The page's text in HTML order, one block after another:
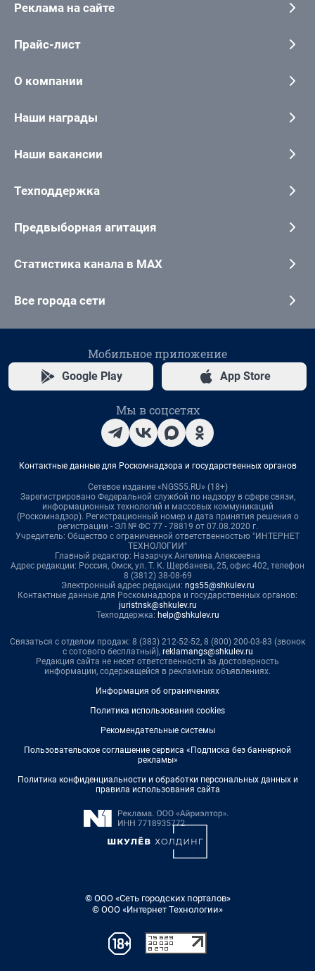
Реклама на сайте
Прайс-лист
О компании
Наши награды
Наши вакансии
Техподдержка
Предвыборная агитация
Статистика канала в MAX
Все города сети
Мобильное приложение
Google Play App Store
Мы в соцсетях
Контактные данные для Роскомнадзора и государственных органов
Сетевое издание «NGS55.RU» (18+)
Зарегистрировано Федеральной службой по надзору в сфере связи,
информационных технологий и массовых коммуникаций
(Роскомнадзор). Регистрационный номер и дата принятия решения о
регистрации - ЭЛ № ФС 77 - 78819 от 07.08.2020 г.
Учредитель: Общество с ограниченной ответственностью "ИНТЕРНЕТ
ТЕХНОЛОГИИ"
Главный редактор: Назарчук Ангелина Алексеевна
Адрес редакции: Россия, Омск, ул. Т. К. Щербанева, 25, офис 402, телефон
8 (3812) 38-08-69
Электронный адрес редакции: ngs55@shkulev.ru
Контактные данные для Роскомнадзора и государственных органов:
juristnsk@shkulev.ru
Техподдержка: help@shkulev.ru
Связаться с отделом продаж: 8 (383) 212-52-52, 8 (800) 200-03-83 (звонок
с сотового бесплатный), reklamangs@shkulev.ru
Редакция сайта не несет ответственности за достоверность
информации, содержащейся в рекламных объявлениях.
Информация об ограничениях
Политика использования cookies
Рекомендательные системы
Пользовательское соглашение сервиса «Подписка без баннерной
рекламы»
Политика конфиденциальности и обработки персональных данных и
правила использования сайта
© ООО «Сеть городских порталов»
© ООО «Интернет Технологии»